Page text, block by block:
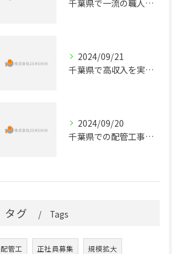
千葉県で一流の職人を目指す！未経験から始める配管工事正社員の道
2024/09/21
千葉県で高収入を実現する！配管工事の正社員求人情報
2024/09/20
千葉県での配管工事のキャリアを始めよう！正社員募集のお知らせ
タグ Tags
配管工 正社員募集 規模拡大